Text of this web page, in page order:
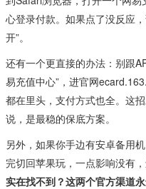
心登录付款。如果点了没反应
开”。
还有一个更直接的办法：别跟
易充值中心”，进官网
都在里头，支付方式也全。这
说，是最稳的保底方案。
另外，如果你手边有安卓备用
完切回苹果玩，一点影响没有，
实在找不到？这两个官方渠道